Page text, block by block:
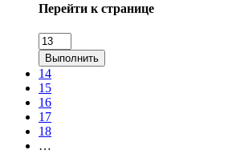
Перейти к странице
Выполнить
14
15
16
17
18
…